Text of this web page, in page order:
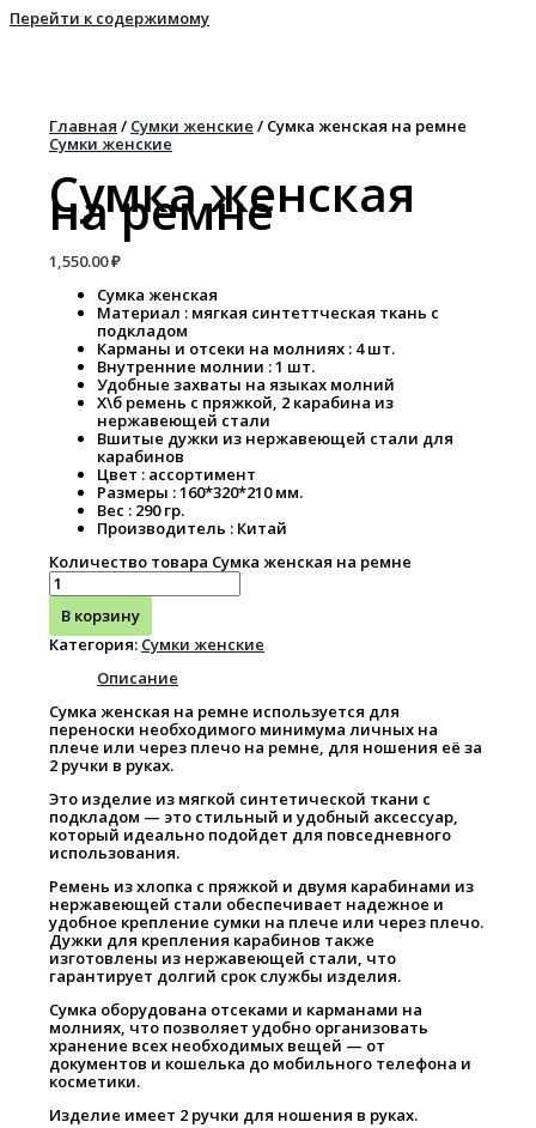
Перейти к содержимому
Главная / Сумки женские / Сумка женская на ремне
Сумки женские
Сумка женская
на ремне
1,550.00₽
Сумка женская
Материал : мягкая синтеттческая ткань с
подкладом
Карманы и отсеки на молниях : 4 шт.
Внутренние молнии : 1 шт.
Удобные захваты на языках молний
Х\б ремень с пряжкой, 2 карабина из
нержавеющей стали
Вшитые дужки из нержавеющей стали для
карабинов
Цвет : ассортимент
Размеры : 160*320*210 мм.
Вес : 290 гр.
Производитель : Китай
Количество товара Сумка женская на ремне
В корзину
Категория: Сумки женские
Описание
Сумка женская на ремне используется для
переноски необходимого минимума личных на
плече или через плечо на ремне, для ношения её за
2 ручки в руках.
Это изделие из мягкой синтетической ткани с
подкладом — это стильный и удобный аксессуар,
который идеально подойдет для повседневного
использования.
Ремень из хлопка с пряжкой и двумя карабинами из
нержавеющей стали обеспечивает надежное и
удобное крепление сумки на плече или через плечо.
Дужки для крепления карабинов также
изготовлены из нержавеющей стали, что
гарантирует долгий срок службы изделия.
Сумка оборудована отсеками и карманами на
молниях, что позволяет удобно организовать
хранение всех необходимых вещей — от
документов и кошелька до мобильного телефона и
косметики.
Изделие имеет 2 ручки для ношения в руках.